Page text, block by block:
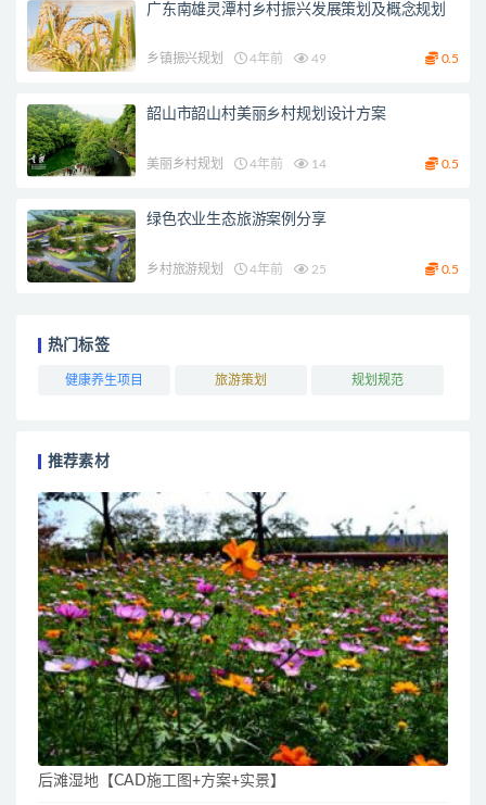
广东南雄灵潭村乡村振兴发展策划及概念规划
乡镇振兴规划 4年前 49 0.5
韶山市韶山村美丽乡村规划设计方案
美丽乡村规划 4年前 14 0.5
绿色农业生态旅游案例分享
乡村旅游规划 4年前 25 0.5
热门标签
健康养生项目 旅游策划 规划规范
推荐素材
后滩湿地【CAD施工图+方案+实景】